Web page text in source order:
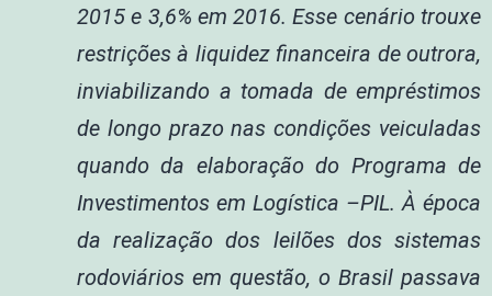
2015 e 3,6% em 2016. Esse cenário trouxe
restrições à liquidez financeira de outrora,
inviabilizando a tomada de empréstimos
de longo prazo nas condições veiculadas
quando da elaboração do Programa de
Investimentos em Logística –PIL. À época
da realização dos leilões dos sistemas
rodoviários em questão, o Brasil passava